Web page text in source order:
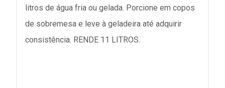
litros de água fria ou gelada. Porcione em copos
de sobremesa e leve à geladeira até adquirir
consistência. RENDE 11 LITROS.